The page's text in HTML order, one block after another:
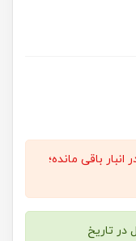
فقط 2147483647 عدد در انبار باقی مانده؛
تاریخ